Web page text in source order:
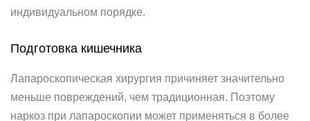
индивидуальном порядке.
Подготовка кишечника
Лапароскопическая хирургия причиняет значительно
меньше повреждений, чем традиционная. Поэтому
наркоз при лапароскопии может применяться в более